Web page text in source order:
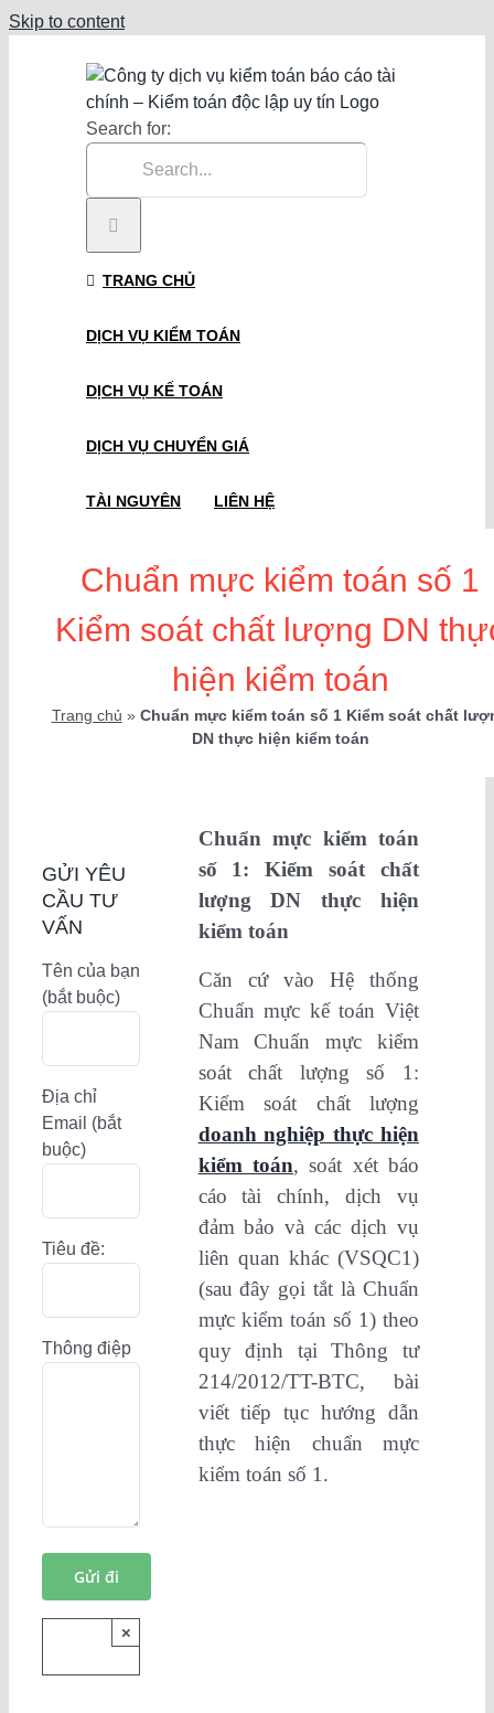
Skip to content
Search for:
TRANG CHỦ
DỊCH VỤ KIỂM TOÁN
DỊCH VỤ KẾ TOÁN
DỊCH VỤ CHUYỂN GIÁ
TÀI NGUYÊN LIÊN HỆ
Chuẩn mực kiểm toán số 1
Kiểm soát chất lượng DN
hiện kiểm toán
Trang chủ » Chuẩn mực kiểm toán số 1 Kiểm soát chất
DN thực hiện kiểm toán
Chuẩn mực kiểm toán
số 1: Kiểm soát chất
lượng DN thực hiện
kiểm toán
Căn cứ vào Hệ thống
Chuẩn mực kế toán Việt
Nam Chuẩn mực kiểm
soát chất lượng số 1:
Kiểm soát chất lượng
doanh nghiệp thực hiện
kiểm toán, soát xét báo
cáo tài chính, dịch vụ
đảm bảo và các dịch vụ
liên quan khác (VSQC1)
(sau đây gọi tắt là Chuẩn
mực kiểm toán số 1) theo
quy định tại Thông tư
214/2012/TT-BTC, bài
viết tiếp tục hướng dẫn
thực hiện chuẩn mực
kiểm toán số 1.
GỬI YÊU
CẦU TƯ
VẤN
Tên của bạn
(bắt buộc)
Địa chỉ
Email (bắt
buộc)
Tiêu đề:
Thông điệp
×